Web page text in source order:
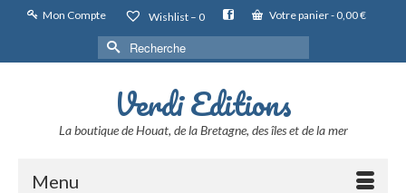
Mon Compte Wishlist – 0 Votre panier- 0,00€
Rechercher :
Verdi Editions
La boutique de Houat, de la Bretagne, des îles et de la mer
Menu